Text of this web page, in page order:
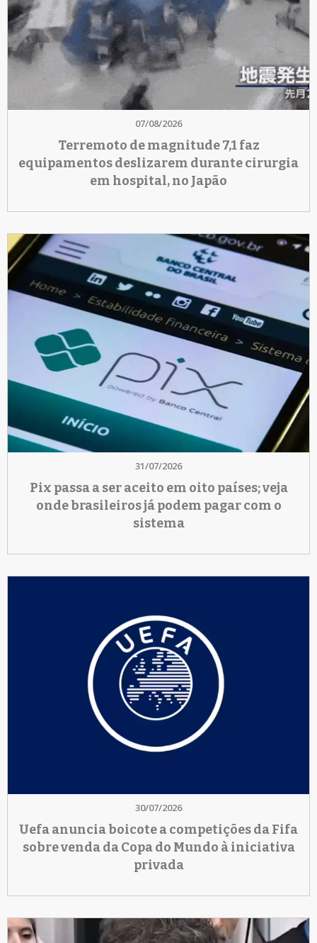
07/08/2026
Terremoto de magnitude 7,1 faz
equipamentos deslizarem durante cirurgia
em hospital, no Japão
31/07/2026
Pix passa a ser aceito em oito países; veja
onde brasileiros já podem pagar com o
sistema
30/07/2026
Uefa anuncia boicote a competições da Fifa
sobre venda da Copa do Mundo à iniciativa
privada